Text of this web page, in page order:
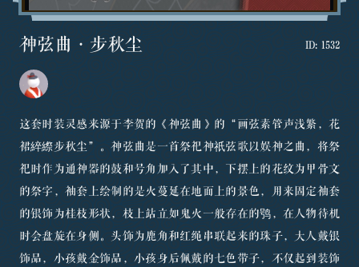
神弦曲·步秋尘 ID:1532
这套时装灵感来源于李贺的《神弦曲》的“画弦素管声浅繁，花
裙綷縩步秋尘”。神弦曲是一首祭祀神祇弦歌以娱神之曲，将祭
祀时作为通神器的鼓和号角加入了其中，下摆上的花纹为甲骨文
的祭字，袖套上绘制的是火蔓延在地面上的景色，用来固定袖套
的银饰为桂枝形状，枝上站立如鬼火一般存在的鸮，在人物待机
时会盘旋在身侧。头饰为鹿角和红绳串联起来的珠子，大人戴银
饰品，小孩戴金饰品，小孩身后佩戴的七色带子，不仅起到装饰